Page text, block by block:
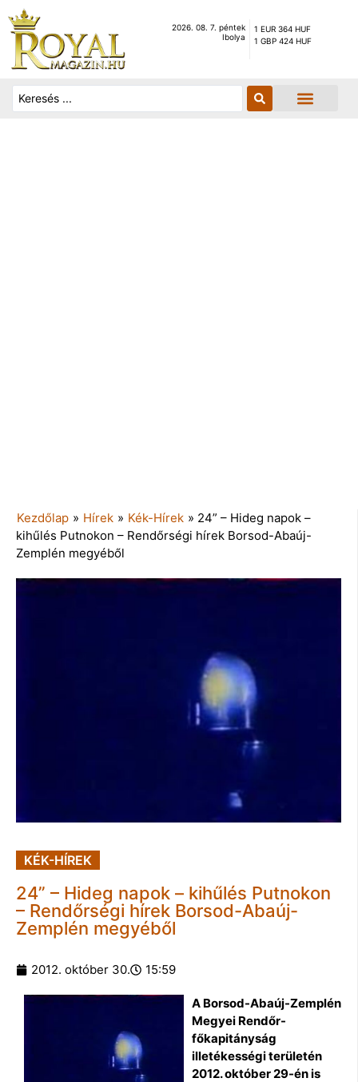
2026. 08. 7. péntek
Ibolya
1 EUR 364 HUF
1 GBP 424 HUF
Kezdőlap » Hírek » Kék-Hírek » 24” – Hideg napok –
kihűlés Putnokon – Rendőrségi hírek Borsod-Abaúj-
Zemplén megyéből
KÉK-HÍREK
24” – Hideg napok – kihűlés Putnokon
– Rendőrségi hírek Borsod-Abaúj-
Zemplén megyéből
2012. október 30. 15:59
A Borsod-Abaúj-Zemplén
Megyei Rendőr-
főkapitányság
illetékességi területén
2012. október 29-én is